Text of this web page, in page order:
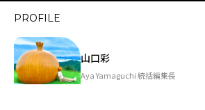
PROFILE
山口彩
Aya Yamaguchi 統括編集長